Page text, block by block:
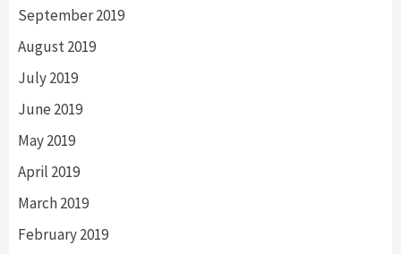
September 2019
August 2019
July 2019
June 2019
May 2019
April 2019
March 2019
February 2019